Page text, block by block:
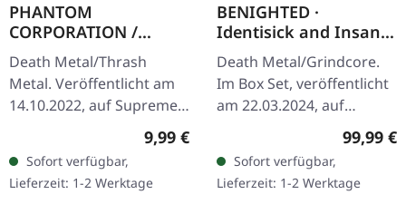
PHANTOM
CORPORATION /
HARROWED · Split |
DIGIPAK CD
Death Metal/Thrash
Metal. Veröffentlicht am
14.10.2022, auf Supreme
Chaos Records. Wende-
DigiPak mit je einer Band
auf einer Seite und 8-
seitigem…
Regulärer Preis:
9,99 €
Sofort verfügbar,
Lieferzeit: 1-2 Werktage
BENIGHTED ·
Identisick and Insane
Cephalic Production |
INSANE WOODEN
BOXSET
Death Metal/Grindcore.
Im Box Set, veröffentlicht
am 22.03.2024, auf
Supreme Chaos Records.
Schwere graue Holzbox
mit den Alben 'Identisick'
und…
99,99 €
Sofort verfügbar,
Lieferzeit: 1-2 Werktage